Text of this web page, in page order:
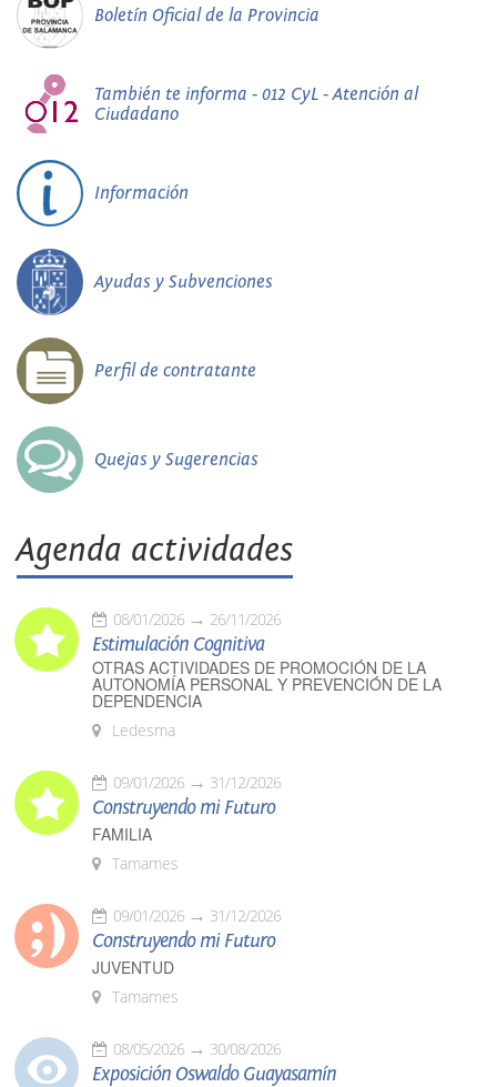
Boletín Oficial de la Provincia
También te informa - 012 CyL - Atención al
Ciudadano
Información
Ayudas y Subvenciones
Perfil de contratante
Quejas y Sugerencias
Agenda actividades
08/01/2026 26/11/2026
Estimulación Cognitiva
OTRAS ACTIVIDADES DE PROMOCIÓN DE LA
AUTONOMÍA PERSONAL Y PREVENCIÓN DE LA
DEPENDENCIA
Ledesma
09/01/2026 31/12/2026
Construyendo mi Futuro
FAMILIA
Tamames
09/01/2026 31/12/2026
Construyendo mi Futuro
JUVENTUD
Tamames
08/05/2026 30/08/2026
Exposición Oswaldo Guayasamín